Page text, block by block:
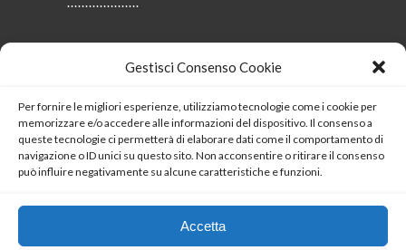
Gestisci Consenso Cookie
Per fornire le migliori esperienze, utilizziamo tecnologie come i cookie per
memorizzare e/o accedere alle informazioni del dispositivo. Il consenso a
queste tecnologie ci permetterà di elaborare dati come il comportamento di
navigazione o ID unici su questo sito. Non acconsentire o ritirare il consenso
può influire negativamente su alcune caratteristiche e funzioni.
Accetta
SEGUICI
Coockie Policy